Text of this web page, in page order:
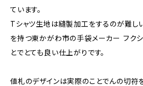
ています。
Tシャツ生地は縫製加工をするのが難し
を持つ東かがわ市の手袋メーカー フク
とでとても良い仕上がりです。
値札のデザインは実際のことでんの切符